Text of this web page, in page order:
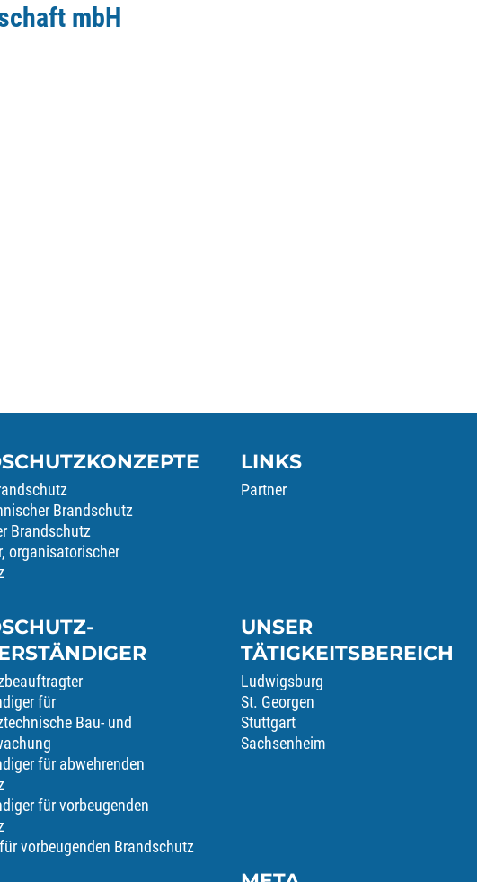
mbH
Brandschutz
Brandschutz
organisatorischer
für
Bau- und
für abwehrenden
für vorbeugenden
vorbeugenden Brandschutz
LINKS
Partner
UNSER
TÄTIGKEITSBEREICH
Ludwigsburg
St. Georgen
Stuttgart
Sachsenheim